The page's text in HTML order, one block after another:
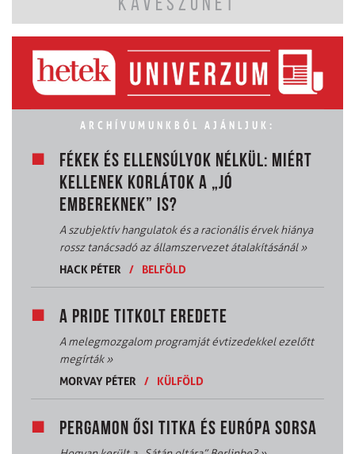
KÁVÉSZÜNET
ARCHÍVUMUNKBÓL AJÁNLJUK:
FÉKEK ÉS ELLENSÚLYOK NÉLKÜL: MIÉRT
KELLENEK KORLÁTOK A „JÓ
EMBEREKNEK” IS?
A szubjektív hangulatok és a racionális érvek hiánya
rossz tanácsadó az államszervezet átalakításánál»
HACK PÉTER
/ BELFÖLD
A PRIDE TITKOLT EREDETE
A melegmozgalom programját évtizedekkel ezelőtt
megírták»
MORVAY PÉTER
/ KÜLFÖLD
PERGAMON ŐSI TITKA ÉS EURÓPA SORSA